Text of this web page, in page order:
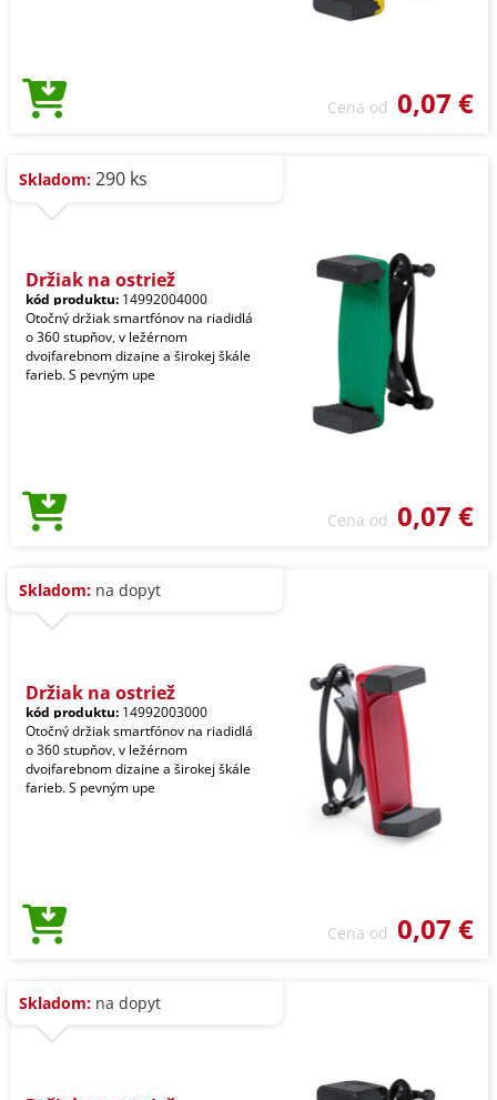
Cena od 0,07 €
Skladom: 290 ks
Držiak na ostriež
kód produktu: 14992004000
Otočný držiak smartfónov na riadidlá
o 360 stupňov, v ležérnom
dvojfarebnom dizajne a širokej škále
farieb. S pevným upe
Cena od 0,07 €
Skladom: na dopyt
Držiak na ostriež
kód produktu: 14992003000
Otočný držiak smartfónov na riadidlá
o 360 stupňov, v ležérnom
dvojfarebnom dizajne a širokej škále
farieb. S pevným upe
Cena od 0,07 €
Skladom: na dopyt